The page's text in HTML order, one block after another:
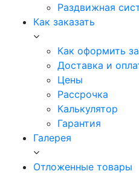
Раздвижная
Как заказать
Как оформить
Доставка и
Цены
Рассрочка
Калькулятор
Гарантия
Галерея
Отложенные товары